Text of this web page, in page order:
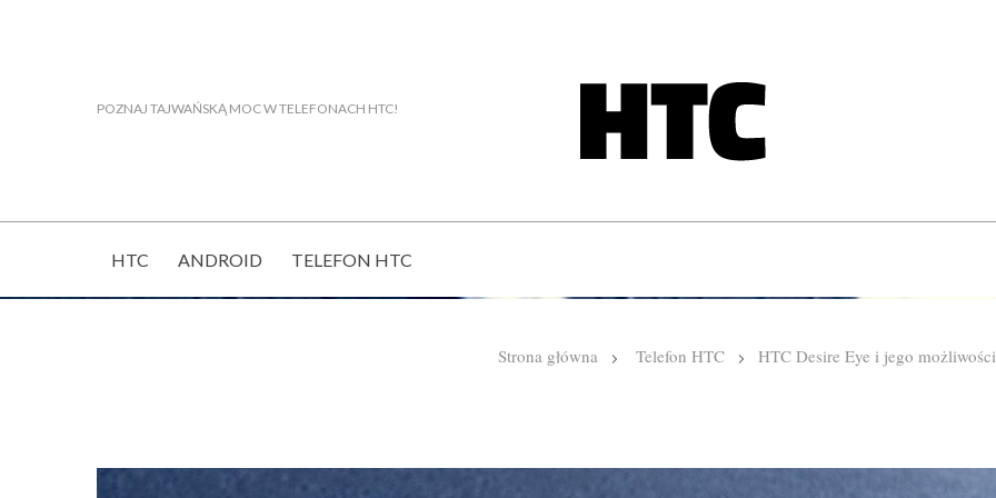
POZNAJ TAJWAŃSKĄ MOC W TELEFONACH HTC!
HTC ANDROID TELEFON HTC
Strona główna Telefon HTC HTC Desire Eye i jego możliwości